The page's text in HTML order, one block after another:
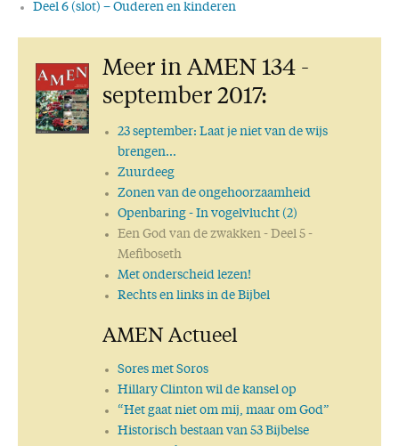
Deel 6 (slot) – Ouderen en kinderen
Meer in AMEN 134 -
september 2017:
23 september: Laat je niet van de wijs
brengen…
Zuurdeeg
Zonen van de ongehoorzaamheid
Openbaring- In vogelvlucht (2)
Een God van de zwakken- Deel 5 -
Mefiboseth
Met onderscheid lezen!
Rechts en links in de Bijbel
AMEN Actueel
Sores met Soros
Hillary Clinton wil de kansel op
“Het gaat niet om mij, maar om God”
Historisch bestaan van 53 Bijbelse